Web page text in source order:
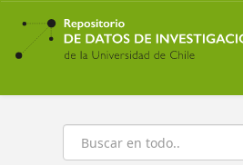
Ir
contenido
principal
Buscar